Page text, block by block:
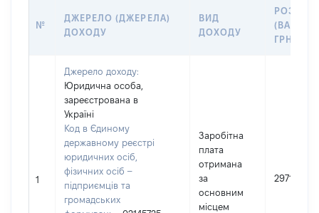
№
ДЖЕРЕЛО (ДЖЕРЕЛА)
ДОХОДУ
ВИД
ДОХОДУ
РОЗМІР
ГРН
1
Джерело доходу:
Юридична особа,
зареєстрована в
Україні
Код в Єдиному
державному реєстрі
юридичних осіб,
фізичних осіб –
підприємців та
громадських
Заробітна
плата
отримана
за
основним
місцем
297110